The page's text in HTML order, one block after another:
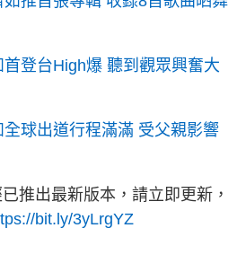
登台High爆 聽到觀眾興奮大
球出道行程滿滿 受父親影響
推出最新版本，請立即更新，
bit.ly/3yLrgYZ